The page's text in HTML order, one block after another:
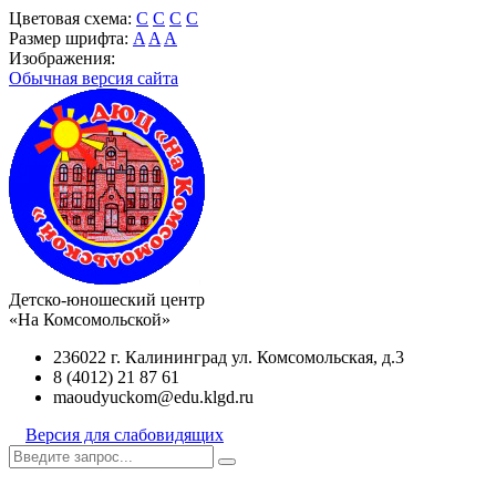
Цветовая схема: C C C C
Размер шрифта: A A A
Изображения:
Обычная версия сайта
Детско-юношеский центр
«На Комсомольской»
236022 г. Калининград ул. Комсомольская, д.3
8 (4012) 21 87 61
maoudyuckom@edu.klgd.ru
Версия для слабовидящих